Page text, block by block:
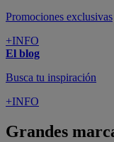
Promociones exclusivas
+INFO
El blog
Busca tu inspiración
+INFO
Grandes